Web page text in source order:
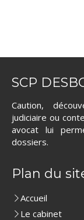
SCP
Caution,
judiciaire ou
avocat lui
dossiers.
Plan du
Accueil
Le cabinet